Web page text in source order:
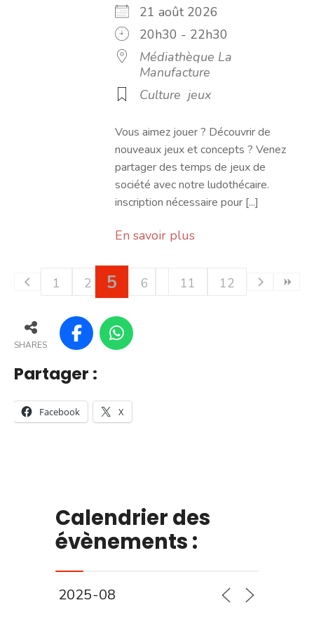
21 août 2026
20h30 - 22h30
Médiathèque La
Manufacture
Culture jeux
Vous aimez jouer ? Découvrir de
nouveaux jeux et concepts ? Venez
partager des temps de jeux de
société avec notre ludothécaire.
inscription nécessaire pour [...]
En savoir plus
1 2 3 4
5 6 9 10
11 12
SHARES
Partager :
Facebook X
Calendrier des
évènements :